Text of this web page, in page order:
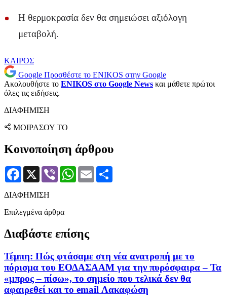
Η θερμοκρασία δεν θα σημειώσει αξιόλογη
μεταβολή.
ΚΑΙΡΟΣ
Google Προσθέστε το ENIKOS στην Google
Ακολουθήστε το ENIKOS στο Google News και μάθετε πρώτοι
όλες τις ειδήσεις.
ΔΙΑΦΗΜΙΣΗ
ΜΟΙΡΑΣΟΥ ΤΟ
Κοινοποίηση άρθρου
Facebook
X Viber WhatsApp
Email
ΔΙΑΦΗΜΙΣΗ
Επιλεγμένα άρθρα
Διαβάστε επίσης
Τέμπη: Πώς φτάσαμε στη νέα ανατροπή με το
πόρισμα του ΕΟΔΑΣΑΑΜ για την πυρόσφαιρα – Τα
«μπρος – πίσω», το σημείο που τελικά δεν θα
αφαιρεθεί και το email Λακαφώση